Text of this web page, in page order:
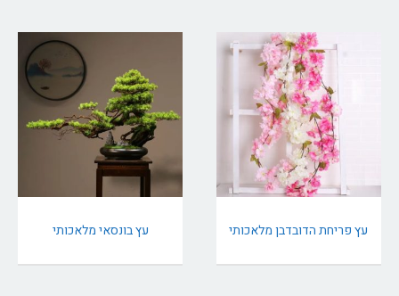
עץ פריחת הדובדבן מלאכותי עץ בונסאי מלאכותי